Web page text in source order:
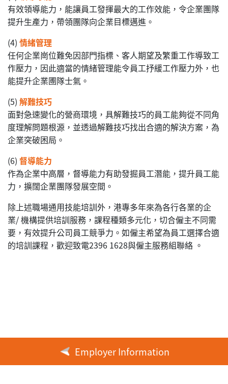
有效領導能力，能讓員工發揮最大的工作效能，令企業團隊
提升生產力，帶領團隊向企業目標邁進。
(4) 情緒管理
任何企業崗位難免因部門指標、客人期望及繁重工作導致工
作壓力，因此適當的情緒管理能令員工抒緩工作壓力外，也
能提升企業圑隊士氣。
(5) 解難技巧
面對急速變化的營商環境，具解難技巧的員工能夠從不同角
度理解問題根源，並透過解難技巧找出合適的解決方案，為
企業突破困局。
(6) 督導能力
作為企業中高層，督導能力有助發掘員工潛能，提升員工能
力，擴闊企業團隊發展空間。
除上述職場通用技能培訓外，港專多年來為各行各業的企
業/ 機構提供培訓服務，課程種類多元化，切合僱主不同需
要，有效提升公司員工競爭力。如僱主希望為員工選擇合適
的培訓課程，歡迎致電2396 1628與僱主服務組聯絡 。
Employer Information